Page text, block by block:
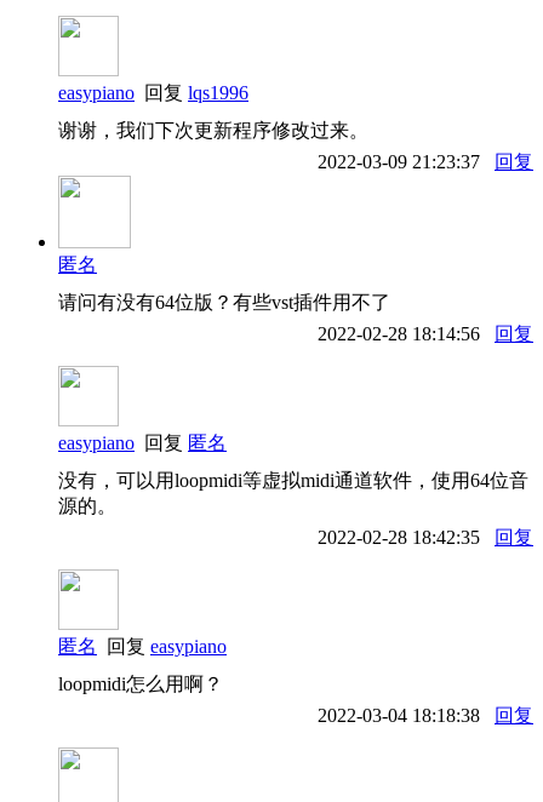
easypiano 回复 lqs1996
谢谢，我们下次更新程序修改过来。
2022-03-09 21:23:37
回复
匿名
请问有没有64位版？有些vst插件用不了
2022-02-28 18:14:56
回复
easypiano 回复 匿名
没有，可以用loopmidi等虚拟midi通道软件，使用64位音
源的。
2022-02-28 18:42:35
回复
匿名 回复 easypiano
loopmidi怎么用啊？
2022-03-04 18:18:38
回复